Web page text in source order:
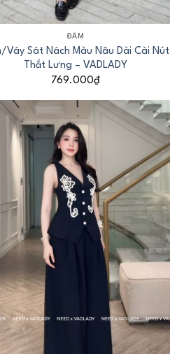
ĐẦM
Váy Sát Nách Màu Nâu Dài Cài Nút
Thắt Lưng – VADLADY
769.000₫